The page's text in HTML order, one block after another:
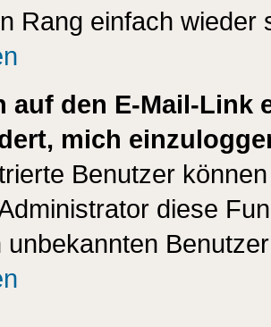
Rang einfach wieder
auf den E-Mail-Link
mich
Benutzer
diese
unbekannten